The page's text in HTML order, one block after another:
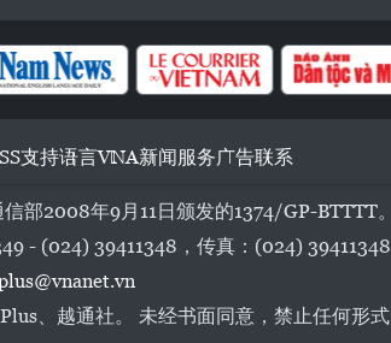
支持语言VNA新闻服务广告联系
部2008年9月11日颁发的1374/GP-BTTTT。
- (024) 39411348，传真：(024) 39411348
、越通社。 未经书面同意，禁止任何形式